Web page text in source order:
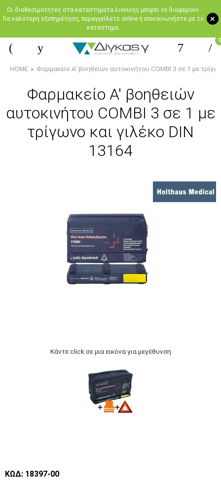
+
Oι διαθεσιμότητες στα καταστήματα λιανικής μπορεί να διαφέρουν.
Για καλύτερη εξυπηρέτηση, παραγγείλετε online ή επικοινωνήστε με το
κατάστημα.
0
HOME Φαρμακείο Α' βοηθειών αυτοκινήτου COMBI 3 σε 1 με
Φαρμακείο Α' βοηθειών
αυτοκινήτου COMBI 3 σε 1 με
τρίγωνο και γιλέκο DIN
13164
Κάντε click σε μια εικόνα για μεγέθυνση
ΚΩΔ: 18397-00